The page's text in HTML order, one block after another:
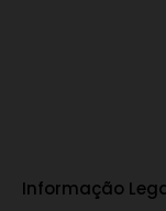
Informação